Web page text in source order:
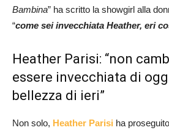
Bambina” ha scritto la showgirl alla
“come sei invecchiata Heather, eri
Heather Parisi: “non
essere invecchiata di
bellezza di ieri”
Non solo, Heather Parisi ha